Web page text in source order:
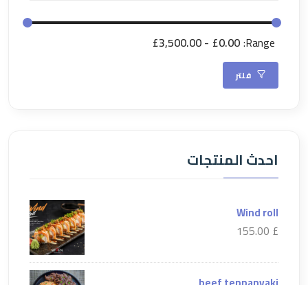
Range:
£0.00
£3,500.00
فلتر
احدث المنتجات
Wind roll
£ 155.00